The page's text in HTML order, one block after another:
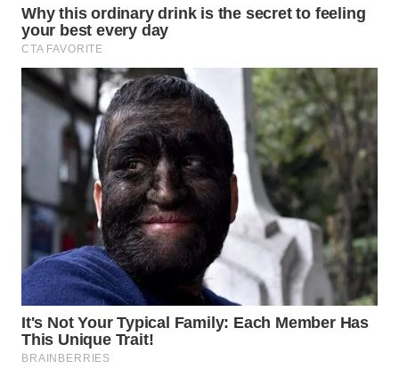
WN
LIKUPANG
WN
LABUANBAJO
BORNEO
Wahana
Media
Group
WAHANA
NEWS
WAHANA